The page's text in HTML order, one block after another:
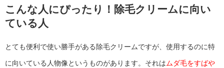
こんな人にぴったり！除毛クリームに向い
ている人
とても便利で使い勝手がある除毛クリームですが、使用するのに特
に向いている人物像というものがあります。それはムダ毛をすばや